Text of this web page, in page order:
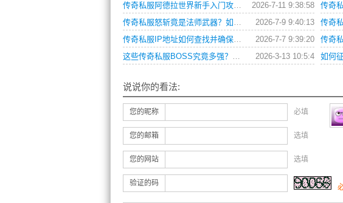
2026-7-11 9:38:58
传奇私服阿德拉世界新手入门攻略？如何快速上手？
2026-7-9 9:40:13
传奇私服怒斩竟是法师武器？如何正确使用与搭配？
2026-7-7 9:39:20
传奇私服IP地址如何查找并确保连接安全？
2026-3-13 10:5:4
这些传奇私服BOSS究竟多强？连行会都闻风丧胆
说说你的看法:
您的昵称 必填
您的邮箱 选填
您的网站 选填
验证的码